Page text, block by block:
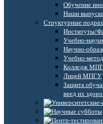
Обучение
Наши
Структурные
Институты/
Учебно-
Научно-
Учебно-
Колледж
Лицей МПГУ
Защита
вред их